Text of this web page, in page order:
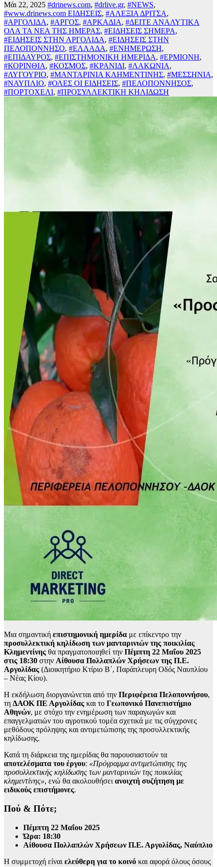
Μάι 22, 2025 #drinews.com, #drlive.gr, #NEWS,
#www.drinews.com ΕΙΔΗΣΕΙΣ, #ΑΛΕΞΙΑ ΔΡΙΤΣΑ,
#ΑΡΓΟΛΙΔΑ, #ΑΡΓΟΣ, #ΑΡΚΑΔΙΑ, #ΔΕΙΤΕ ΑΝΑΛΥΤΙΚΑ
ΟΛΑ ΤΑ ΝΕΑ ΤΗΣ ΗΜΕΡΑΣ, #ΕΙΔΗΣΕΙΣ ΣΗΜΕΡΑ,
#ΕΙΔΗΣΕΙΣ ΣΤΗΝ ΑΡΓΟΛΙΔΑ, #ΕΙΔΗΣΕΙΣ ΣΤΗΝ
ΠΕΛΟΠΟΝΝΗΣΟ, #ΕΛΛΑΔΑ, #ΕΝΗΜΕΡΩΣΗ,
#ΕΠΙΔΑΥΡΟΣ, #ΕΠΙΣΤΗΜΟΝΙΚΗ ΗΜΕΡΙΔΑ, #ΕΡΜΙΟΝΗ,
#ΚΟΡΙΝΘΙΑ, #ΚΟΣΜΟΣ, #ΚΡΑΝΙΔΙ, #ΛΑΚΩΝΙΑ,
#ΛΥΓΟΥΡΙΟ, #ΜΑΝΤΑΡΙΝΙΑ ΚΛΗΜΕΝΤΙΝΗΣ, #ΜΕΣΣΗΝΙΑ,
#ΝΑΥΠΛΙΟ, #ΟΛΕΣ ΟΙ ΕΙΔΗΣΕΙΣ, #ΠΕΛΟΠΟΝΝΗΣΟΣ,
#ΠΟΡΤΟΧΕΛΙ, #ΠΡΟΣΥΛΛΕΚΤΙΚΗ ΚΗΛΙΔΩΣΗ
Μια σημαντική επιστημονική ημερίδα με επίκεντρο την
προσυλλεκτική κηλίδωση των μανταρινιών της ποικιλίας
Κλημεντίνης θα πραγματοποιηθεί την Πέμπτη 22 Μαΐου 2025
στις 18:30 στην Αίθουσα Πολλαπλών Χρήσεων της Π.Ε.
Αργολίδας (Διοικητήριο Κτίριο Β΄, Παράπλευρη Οδός Ναυπλίου
– Νέας Κίου).
Η εκδήλωση διοργανώνεται από την Περιφέρεια Πελοποννήσου,
τη ΔΑΟΚ ΠΕ Αργολίδας και το Γεωπονικό Πανεπιστήμιο
Αθηνών, με στόχο την ενημέρωση των παραγωγών και
επαγγελματιών του αγροτικού τομέα σχετικά με τις σύγχρονες
μεθόδους πρόληψης και αντιμετώπισης της προσυλλεκτικής
κηλίδωσης.
Κατά τη διάρκεια της ημερίδας θα παρουσιαστούν τα
αποτελέσματα του έργου: «Πρόγραμμα αντιμετώπισης της
προσυλλεκτικής κηλίδωσης των μανταρινιών της ποικιλίας
κλημεντίνης», ενώ θα ακολουθήσειανοιχτή συζήτηση με
ειδικούς επιστήμονες.
Πού & Πότε;
Πέμπτη 22 Μαΐου 2025
Ώρα: 18:30
Αίθουσα Πολλαπλών Χρήσεων Π.Ε. Αργολίδας, Ναύπλιο
Η συμμετοχή είναι ελεύθερη για το κοινό και αφορά όλους όσους